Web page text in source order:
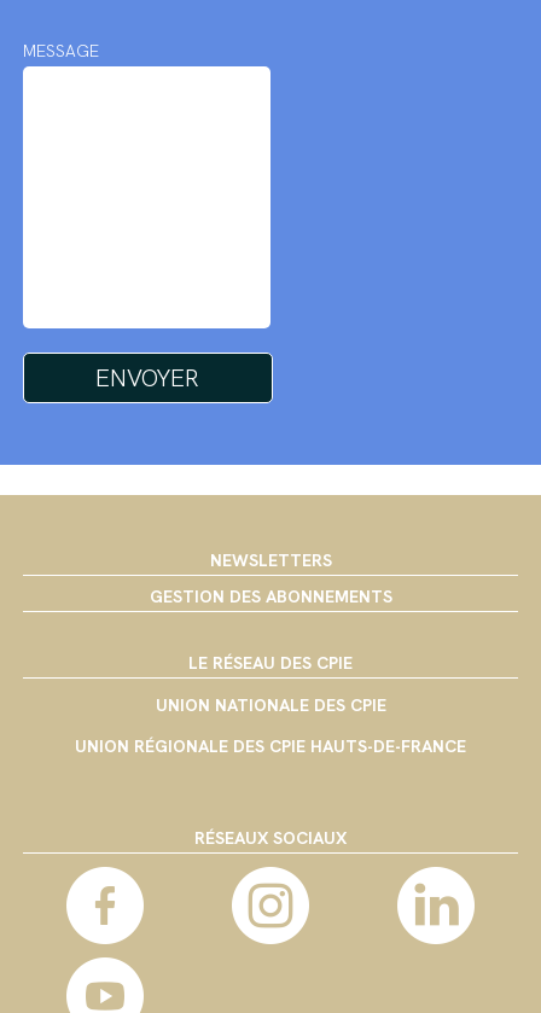
MESSAGE
NEWSLETTERS
GESTION DES ABONNEMENTS
LE RÉSEAU DES CPIE
UNION NATIONALE DES CPIE
UNION RÉGIONALE DES CPIE HAUTS-DE-FRANCE
RÉSEAUX SOCIAUX